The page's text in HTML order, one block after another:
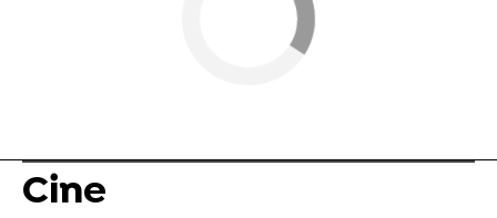
Cine